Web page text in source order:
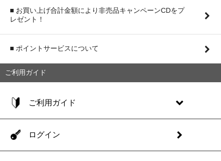
■ お買い上げ合計金額により非売品キャンペーンCDをプ
レゼント！
■ ポイントサービスについて
ご利用ガイド
ご利用ガイド
ログイン